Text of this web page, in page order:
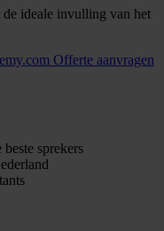
de ideale invulling van het
Offerte aanvragen
sprekers